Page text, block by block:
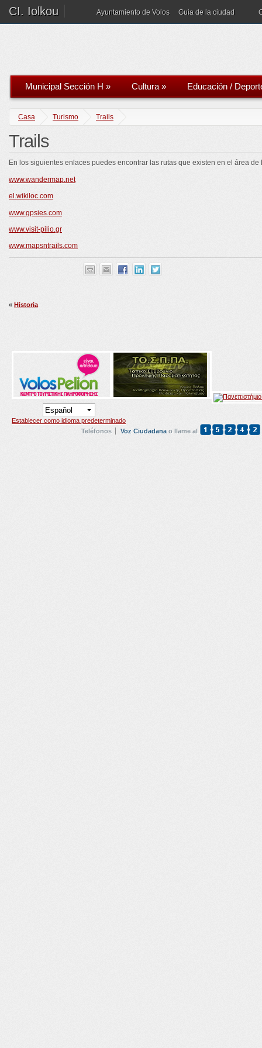
CI. Iolkou Ayuntamiento de Volos Guía de la ciudad
Municipal Sección H » Cultura» Educación /
Casa Turismo Trails
Trails
En los siguientes enlaces puedes encontrar las rutas que existen en el área de
www.wandermap.net
el.wikiloc.com
www.gpsies.com
www.visit-pilio.gr
www.mapsntrails.com
« Historia
Establecer como idioma predeterminado
Teléfonos
Voz Ciudadana o llame al